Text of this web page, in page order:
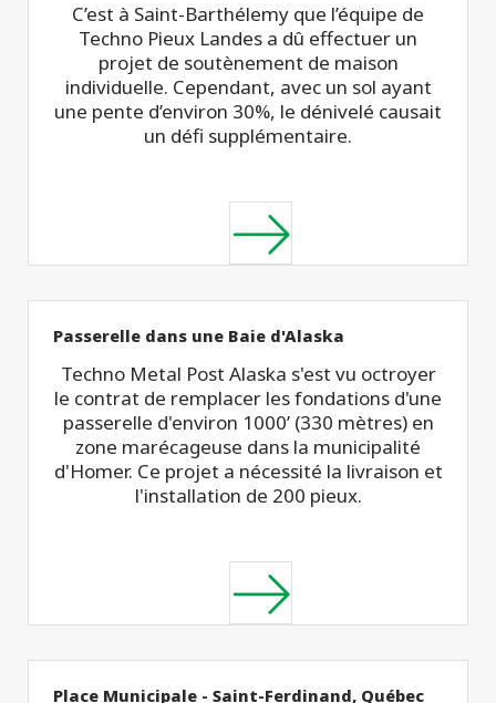
C’est à Saint-Barthélemy que l’équipe de
Techno Pieux Landes a dû effectuer un
projet de soutènement de maison
individuelle. Cependant, avec un sol ayant
une pente d’environ 30%, le dénivelé causait
un défi supplémentaire.
Passerelle dans une Baie d'Alaska
Techno Metal Post Alaska s'est vu octroyer
le contrat de remplacer les fondations d'une
passerelle d'environ 1000’ (330 mètres) en
zone marécageuse dans la municipalité
d'Homer. Ce projet a nécessité la livraison et
l'installation de 200 pieux.
Place Municipale - Saint-Ferdinand, Québec